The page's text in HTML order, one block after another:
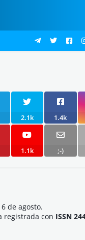
2.1k 1.4k
1.1k ;-)
6 de agosto.
registrada con ISSN